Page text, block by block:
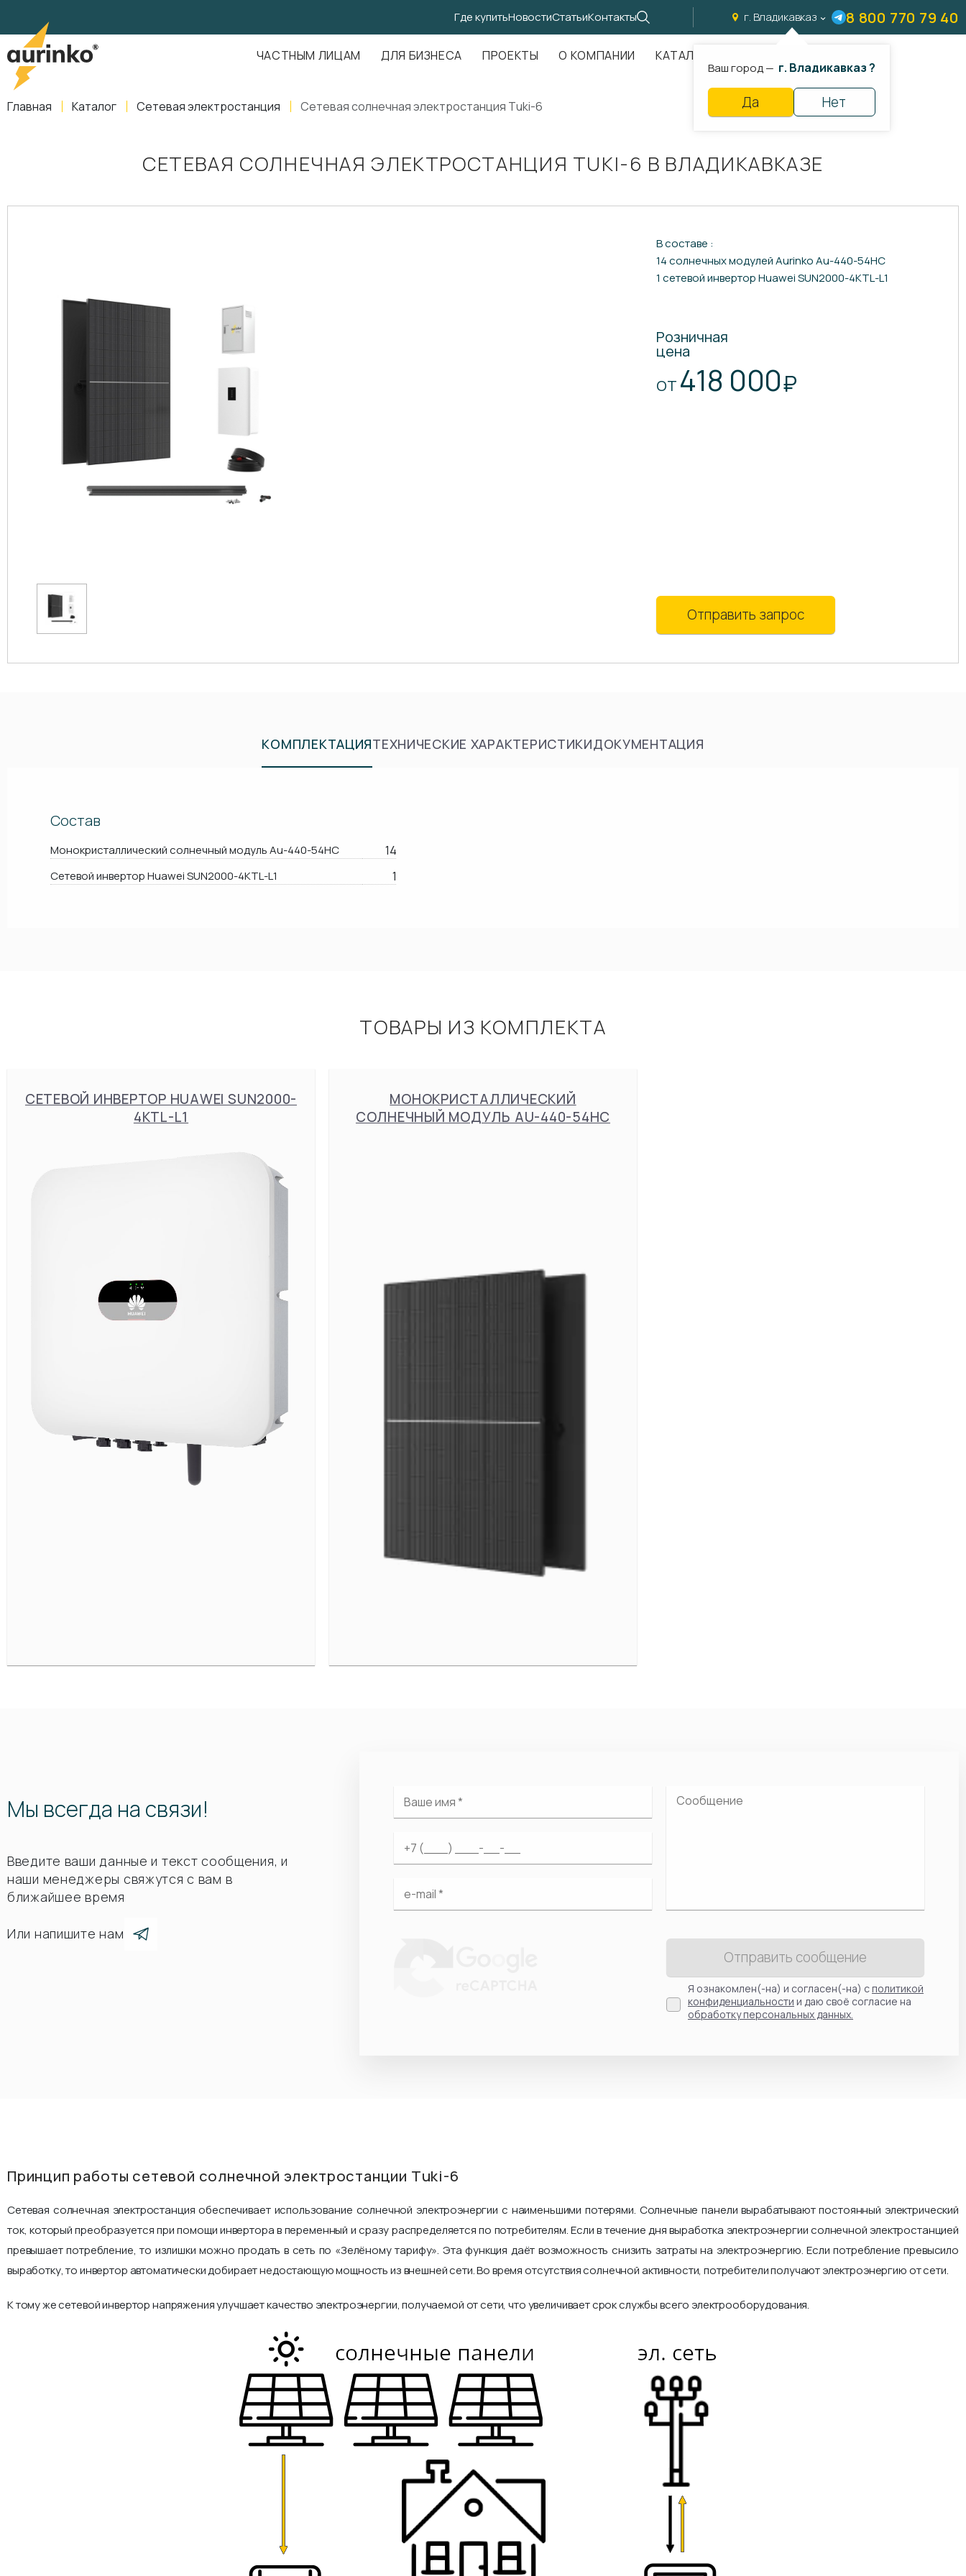
Где купитьНовостиСтатьиКонтакты г. Владикавказ
Ваш город — г. Владикавказ ?
Да Нет
8 800 770 79 40
ЧАСТНЫМ ЛИЦАМ ДЛЯ БИЗНЕСА ПРОЕКТЫ О КОМПАНИИ КАТАЛОГ
Главная Каталог Сетевая электростанция Сетевая солнечная электростанция Tuki-6
СЕТЕВАЯ СОЛНЕЧНАЯ ЭЛЕКТРОСТАНЦИЯ TUKI-6 В ВЛАДИКАВКАЗЕ
В составе :
14 солнечных модулей Aurinko Au-440-54HC
1 сетевой инвертор Huawei SUN2000-4KTL-L1
Розничная
цена
ОТ 418 000₽
Отправить запрос
КОМПЛЕКТАЦИЯТЕХНИЧЕСКИЕ ХАРАКТЕРИСТИКИДОКУМЕНТАЦИЯ
Состав
Монокристаллический солнечный модуль Au-440-54HC 14
Сетевой инвертор Huawei SUN2000-4KTL-L1 1
ТОВАРЫ ИЗ КОМПЛЕКТА
СЕТЕВОЙ ИНВЕРТОР HUAWEI SUN2000-
4KTL-L1
МОНОКРИСТАЛЛИЧЕСКИЙ
СОЛНЕЧНЫЙ МОДУЛЬ AU-440-54HC
Мы всегда на связи!
Введите ваши данные и текст сообщения, и
наши менеджеры свяжутся с вам в
ближайшее время
Или напишите нам
Отправить сообщение
Я ознакомлен(-на) и согласен(-на) сполитикой
конфиденциальности и даю своё согласие на
обработку персональных данных.
Принцип работы сетевой солнечной электростанции Tuki-6
Сетевая солнечная электростанция обеспечивает использование солнечной электроэнергии с наименьшими потерями. Солнечные панели вырабатывают постоянный электрический
ток, который преобразуется при помощи инвертора в переменный и сразу распределяется по потребителям. Если в течение дня выработка электроэнергии солнечной электростанцией
превышает потребление, то излишки можно продать в сеть по «Зелёному тарифу». Эта функция даёт возможность снизить затраты на электроэнергию. Если потребление превысило
выработку, то инвертор автоматически добирает недостающую мощность из внешней сети. Во время отсутствия солнечной активности, потребители получают электроэнергию от сети.
К тому же сетевой инвертор напряжения улучшает качество электроэнергии, получаемой от сети, что увеличивает срок службы всего электрооборудования.
,Свердловская область
ул.Амундсена, д. 107, оф. 707
info@aurinkos.com
8-800-770-79-40